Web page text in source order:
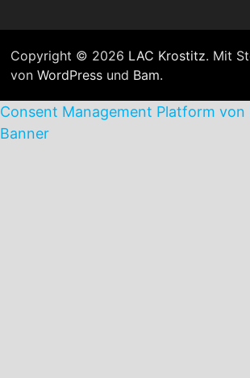
Copyright © 2026 LAC Krostitz. Mit
von WordPressund Bam.
Consent Management Platform von
Banner